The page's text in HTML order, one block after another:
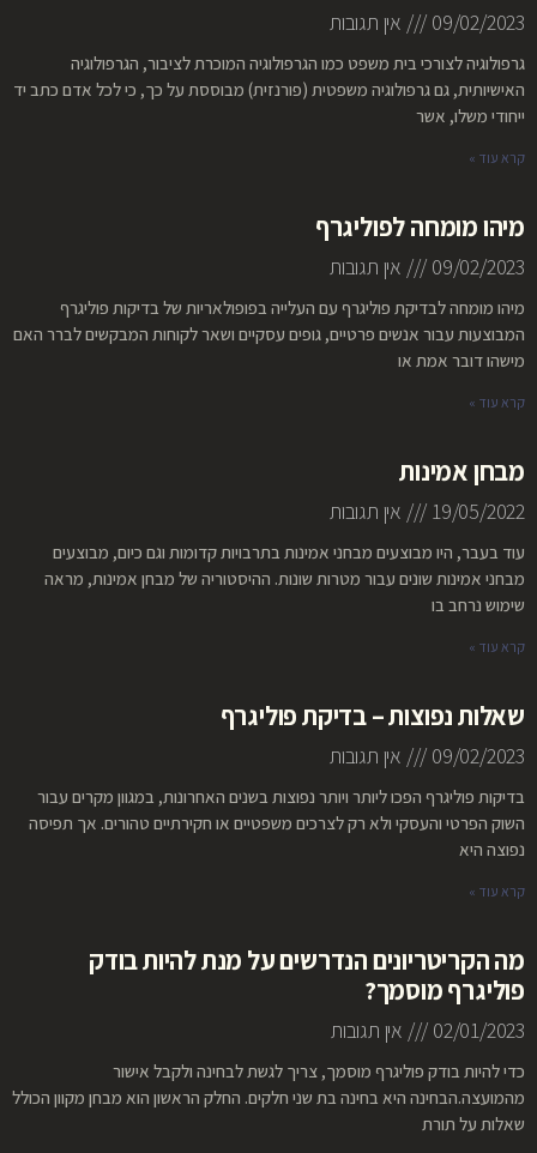
09/02/2023 אין תגובות
גרפולוגיה לצורכי בית משפט כמו הגרפולוגיה המוכרת לציבור, הגרפולוגיה
האישיותית, גם גרפולוגיה משפטית (פורנזית) מבוססת על כך, כי לכל אדם כתב יד
ייחודי משלו, אשר
קרא עוד »
מיהו מומחה לפוליגרף
09/02/2023 אין תגובות
מיהו מומחה לבדיקת פוליגרף עם העלייה בפופולאריות של בדיקות פוליגרף
המבוצעות עבור אנשים פרטיים, גופים עסקיים ושאר לקוחות המבקשים לברר האם
מישהו דובר אמת או
קרא עוד »
מבחן אמינות
19/05/2022 אין תגובות
עוד בעבר, היו מבוצעים מבחני אמינות בתרבויות קדומות וגם כיום, מבוצעים
מבחני אמינות שונים עבור מטרות שונות. ההיסטוריה של מבחן אמינות, מראה
שימוש נרחב בו
קרא עוד »
שאלות נפוצות – בדיקת פוליגרף
09/02/2023 אין תגובות
בדיקות פוליגרף הפכו ליותר ויותר נפוצות בשנים האחרונות, במגוון מקרים עבור
השוק הפרטי והעסקי ולא רק לצרכים משפטיים או חקירתיים טהורים. אך תפיסה
נפוצה היא
קרא עוד »
מה הקריטריונים הנדרשים על מנת להיות בודק
פוליגרף מוסמך?
02/01/2023 אין תגובות
כדי להיות בודק פוליגרף מוסמך, צריך לגשת לבחינה ולקבל אישור
מהמועצה.הבחינה היא בחינה בת שני חלקים. החלק הראשון הוא מבחן מקוון הכולל
שאלות על תורת